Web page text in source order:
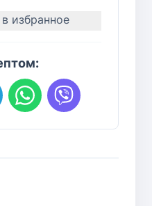
избранное